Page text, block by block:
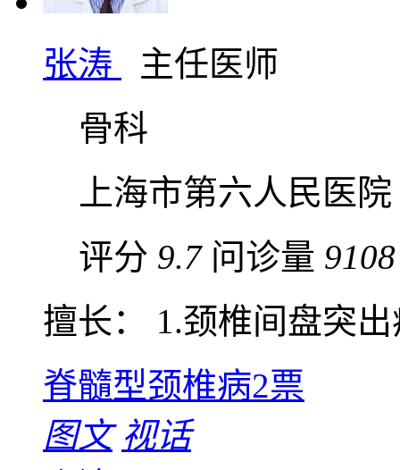
张涛
主任医师
骨科
上海市第六人民医院
评分 9.7 问诊量 9108
擅长： 1.颈椎间盘突
脊髓型颈椎病2票
图文 视话